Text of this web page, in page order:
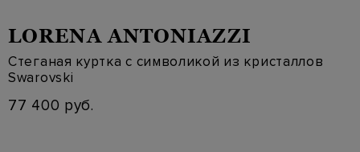
LORENA ANTONIAZZI
Стеганая куртка с символикой из кристаллов
Swarovski
77 400 руб.